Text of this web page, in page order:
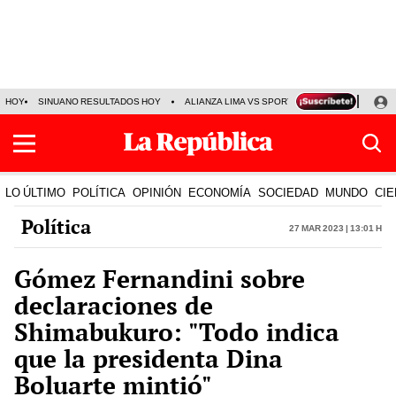
HOY SINUANO RESULTADOS HOY ALIANZA LIMA VS SPORT BOYS JORGE
LO ÚLTIMO POLÍTICA OPINIÓN ECONOMÍA SOCIEDAD MUNDO
Política 27 Mar 2023 | 13:01 h
Gómez Fernandini sobre
declaraciones de
Shimabukuro: "Todo indica
que la presidenta Dina
Boluarte mintió"